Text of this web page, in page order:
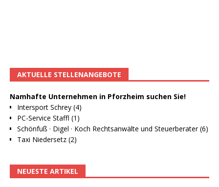
AKTUELLE STELLENANGEBOTE
Namhafte Unternehmen in Pforzheim suchen Sie!
Intersport Schrey (4)
PC-Service Staffl (1)
Schönfuß · Digel · Koch Rechtsanwälte und Steuerberater (6)
Taxi Niedersetz (2)
NEUESTE ARTIKEL